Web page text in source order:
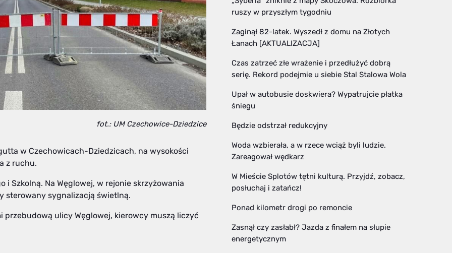
fot.: UM Czechowice-Dziedzice
w Czechowicach-Dziedzicach, na wysokości
z ruchu.
Szkolną. Na Węglowej, w rejonie skrzyżowania
sterowany sygnalizacją świetlną.
ulicy Węglowej, kierowcy muszą liczyć
ruszy w przyszłym tygodniu
Zaginął 82-latek. Wyszedł z domu na Złotych
Łanach [AKTUALIZACJA]
Czas zatrzeć złe wrażenie i przedłużyć dobrą
serię. Rekord podejmie u siebie Stal Stalowa Wola
Upał w autobusie doskwiera? Wypatrujcie płatka
śniegu
Będzie odstrzał redukcyjny
Woda wzbierała, a w rzece wciąż byli ludzie.
Zareagował wędkarz
W Mieście Splotów tętni kulturą. Przyjdź, zobacz,
posłuchaj i zatańcz!
Ponad kilometr drogi po remoncie
Zasnął czy zasłabł? Jazda z finałem na słupie
energetycznym